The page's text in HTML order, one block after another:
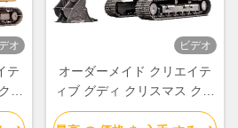
difference. No more eye strain
Highly r
オ
テ
ラ
ビデオ
オーダーメイド クリエイテ
ィブ グディ クリスマス クラ
フト紙 ギフト バッグ Xmas